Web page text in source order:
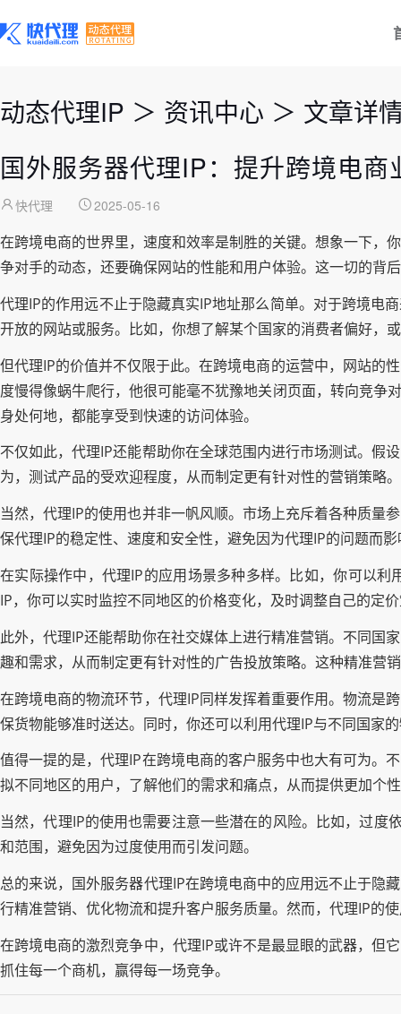
动态代理IP ＞ 资讯中心 ＞ 文章详
国外服务器代理IP：提升跨境电
快代理 2025-05-16
在跨境电商的世界里，速度和效率是制胜的关键。想象一下，
争对手的动态，还要确保网站的性能和用户体验。这一切的
代理IP的作用远不止于隐藏真实IP地址那么简单。对于跨境电
开放的网站或服务。比如，你想了解某个国家的消费者偏好，
但代理IP的价值并不仅限于此。在跨境电商的运营中，网站的
度慢得像蜗牛爬行，他很可能毫不犹豫地关闭页面，转向竞争
身处何地，都能享受到快速的访问体验。
不仅如此，代理IP还能帮助你在全球范围内进行市场测试。假
为，测试产品的受欢迎程度，从而制定更有针对性的营销策略
当然，代理IP的使用也并非一帆风顺。市场上充斥着各种质量
保代理IP的稳定性、速度和安全性，避免因为代理IP的问题而
在实际操作中，代理IP的应用场景多种多样。比如，你可以
IP，你可以实时监控不同地区的价格变化，及时调整自己的定
此外，代理IP还能帮助你在社交媒体上进行精准营销。不同国
趣和需求，从而制定更有针对性的广告投放策略。这种精准营
在跨境电商的物流环节，代理IP同样发挥着重要作用。物流是
保货物能够准时送达。同时，你还可以利用代理IP与不同国家
值得一提的是，代理IP在跨境电商的客户服务中也大有可为。
拟不同地区的用户，了解他们的需求和痛点，从而提供更加个
当然，代理IP的使用也需要注意一些潜在的风险。比如，过
和范围，避免因为过度使用而引发问题。
总的来说，国外服务器代理IP在跨境电商中的应用远不止于隐
行精准营销、优化物流和提升客户服务质量。然而，代理IP的
在跨境电商的激烈竞争中，代理IP或许不是最显眼的武器，但
抓住每一个商机，赢得每一场竞争。